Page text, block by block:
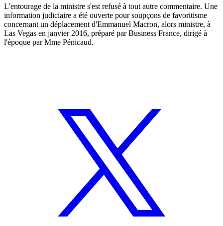
L'entourage de la ministre s'est refusé à tout autre commentaire. Une
information judiciaire a été ouverte pour soupçons de favoritisme
concernant un déplacement d'Emmanuel Macron, alors ministre, à
Las Vegas en janvier 2016, préparé par Business France, dirigé à
l'époque par Mme Pénicaud.